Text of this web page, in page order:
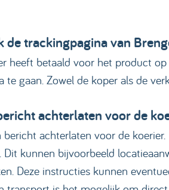
de trackingpagina van
heeft betaald voor het product
te gaan. Zowel de koper als de
achterlaten voor de
bericht achterlaten voor de
Dit kunnen bijvoorbeeld
Deze instructies kunnen